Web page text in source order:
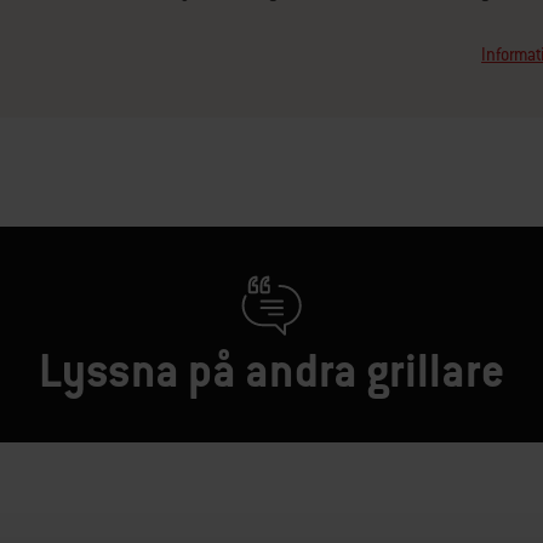
Lyssna på andra grillare